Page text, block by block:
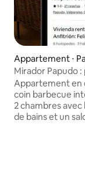
Appartement ⋅
Mirador Papudo
espace
Appartement en
coin barbecue
2 chambres avec
de bains et un